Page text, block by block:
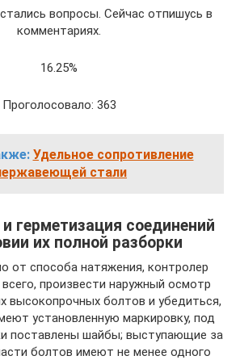
вопросы. Сейчас отпишусь в
комментариях.
16.25%
Проголосовало: 363
Удельное сопротивление
стали
герметизация соединений
их полной разборки
от способа натяжения, контролер
произвести наружный осмотр
высокопрочных болтов и убедиться,
установленную маркировку, под
поставлены шайбы; выступающие за
болтов имеют не менее одного